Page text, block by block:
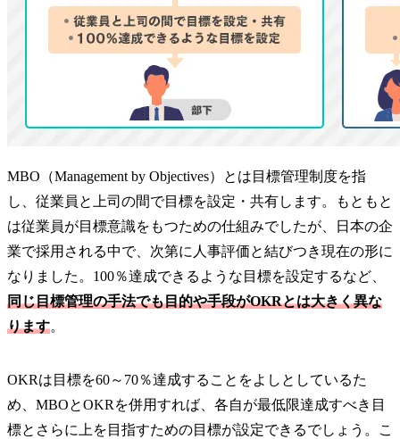
MBO（Management by Objectives）とは目標管理制度を指
し、従業員と上司の間で目標を設定・共有します。もともと
は従業員が目標意識をもつための仕組みでしたが、日本の企
業で採用される中で、次第に人事評価と結びつき現在の形に
なりました。100％達成できるような目標を設定するなど、
同じ目標管理の手法でも目的や手段がOKRとは大きく異な
ります。
OKRは目標を60～70％達成することをよしとしているた
め、MBOとOKRを併用すれば、各自が最低限達成すべき目
標とさらに上を目指すための目標が設定できるでしょう。こ